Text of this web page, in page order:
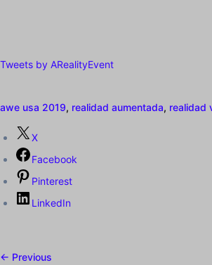
Tweets by ARealityEvent
awe usa 2019, realidad aumentada, realidad
X
Facebook
Pinterest
LinkedIn
← Previous